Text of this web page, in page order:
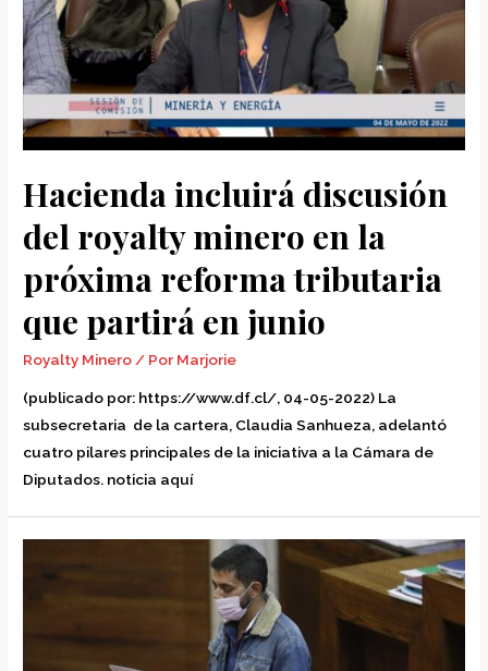
Hacienda incluirá discusión
del royalty minero en la
próxima reforma tributaria
que partirá en junio
Royalty Minero / Por Marjorie
(publicado por: https://www.df.cl/, 04-05-2022) La
subsecretaria de la cartera, Claudia Sanhueza, adelantó
cuatro pilares principales de la iniciativa a la Cámara de
Diputados. noticia aquí